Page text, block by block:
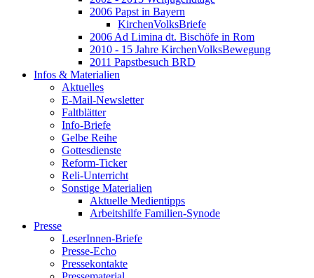
2006 Papst in Bayern
KirchenVolksBriefe
2006 Ad Limina dt. Bischöfe in Rom
2010 - 15 Jahre KirchenVolksBewegung
2011 Papstbesuch BRD
Infos & Materialien
Aktuelles
E-Mail-Newsletter
Faltblätter
Info-Briefe
Gelbe Reihe
Gottesdienste
Reform-Ticker
Reli-Unterricht
Sonstige Materialien
Aktuelle Medientipps
Arbeitshilfe Familien-Synode
Presse
LeserInnen-Briefe
Presse-Echo
Pressekontakte